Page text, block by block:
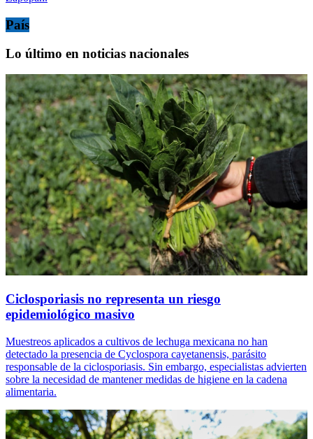
País
Lo último en noticias nacionales
Ciclosporiasis no representa un riesgo
epidemiológico masivo
Muestreos aplicados a cultivos de lechuga mexicana no han
detectado la presencia de Cyclospora cayetanensis, parásito
responsable de la ciclosporiasis. Sin embargo, especialistas advierten
sobre la necesidad de mantener medidas de higiene en la cadena
alimentaria.